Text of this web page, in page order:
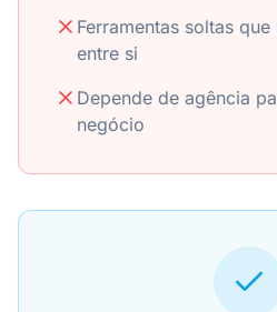
Ferramentas soltas
entre si
Depende de agência
negócio